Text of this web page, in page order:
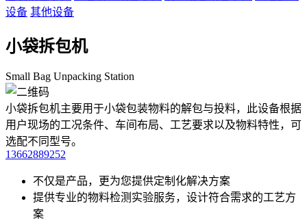
设备 其他设备
小袋拆包机
Small Bag Unpacking Station
小袋拆包机主要用于小袋包装物料的解包与投料，此设备根据
用户现场的工况条件、车间布局、工艺要求以及物料特性，可
选配不同型号。
13662889252
不仅是产品，更为您提供定制化解决方案
提供专业的物料检测实验服务，设计符合需求的工艺方
案